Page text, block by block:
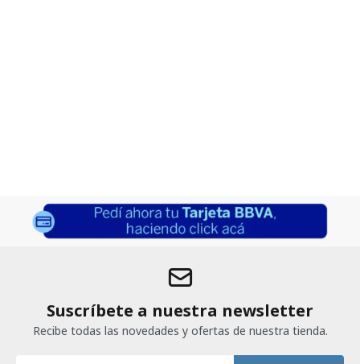
Suscríbete a nuestra newsletter
Recibe todas las novedades y ofertas de nuestra tienda.